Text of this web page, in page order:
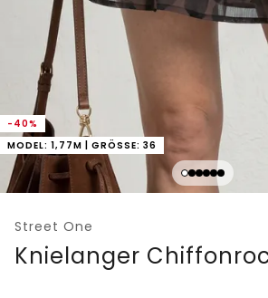
-40%
MODEL: 1,77M | GRÖSSE: 36
Street One
Knielanger